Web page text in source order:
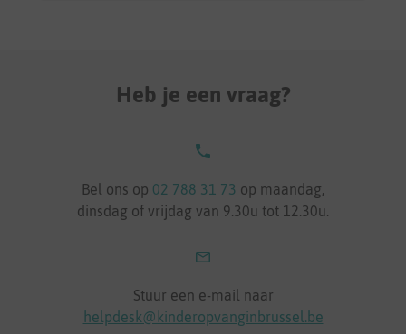
Heb je een vraag?
Bel ons op 02 788 31 73 op maandag,
dinsdag of vrijdag van 9.30u tot 12.30u.
Stuur een e-mail naar
helpdesk@kinderopvanginbrussel.be